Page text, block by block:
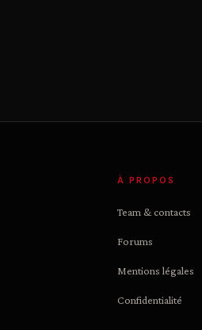
À PROPOS
Team & contacts
Forums
Mentions légales
Confidentialité